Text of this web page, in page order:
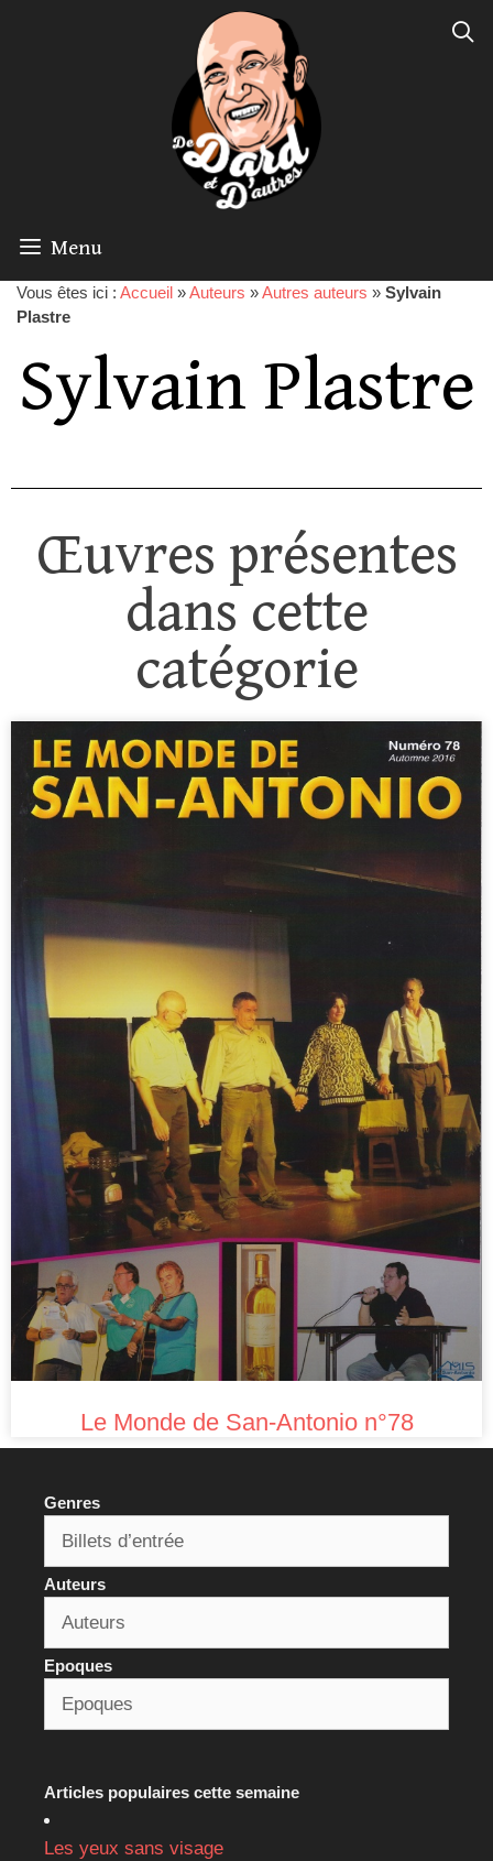
Menu
Vous êtes ici : Accueil »Auteurs »Autres auteurs » Sylvain
Plastre
Sylvain Plastre
Œuvres présentes
dans cette
catégorie
Le Monde de San-Antonio n°78
Genres
Auteurs
Epoques
Articles populaires cette semaine
Les yeux sans visage